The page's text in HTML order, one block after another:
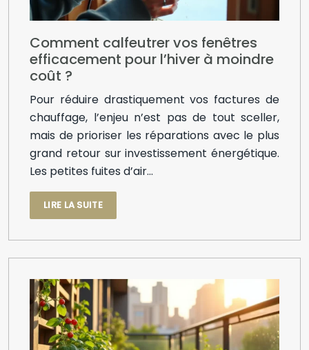
Comment calfeutrer vos fenêtres
efficacement pour l’hiver à moindre
coût ?
Pour réduire drastiquement vos factures de
chauffage, l’enjeu n’est pas de tout sceller,
mais de prioriser les réparations avec le plus
grand retour sur investissement énergétique.
Les petites fuites d’air…
LIRE LA SUITE